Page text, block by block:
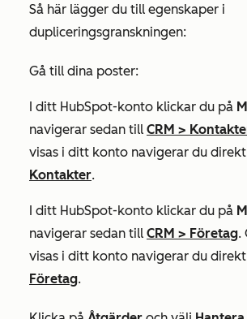
Så här lägger du till egenskaper i
dupliceringsgranskningen:
Gå till dina poster:
I ditt HubSpot-konto klickar du på
navigerar sedan till CRM >
visas i ditt konto navigerar du
Kontakter.
I ditt HubSpot-konto klickar du på
navigerar sedan till CRM > Företag.
visas i ditt konto navigerar du
Företag.